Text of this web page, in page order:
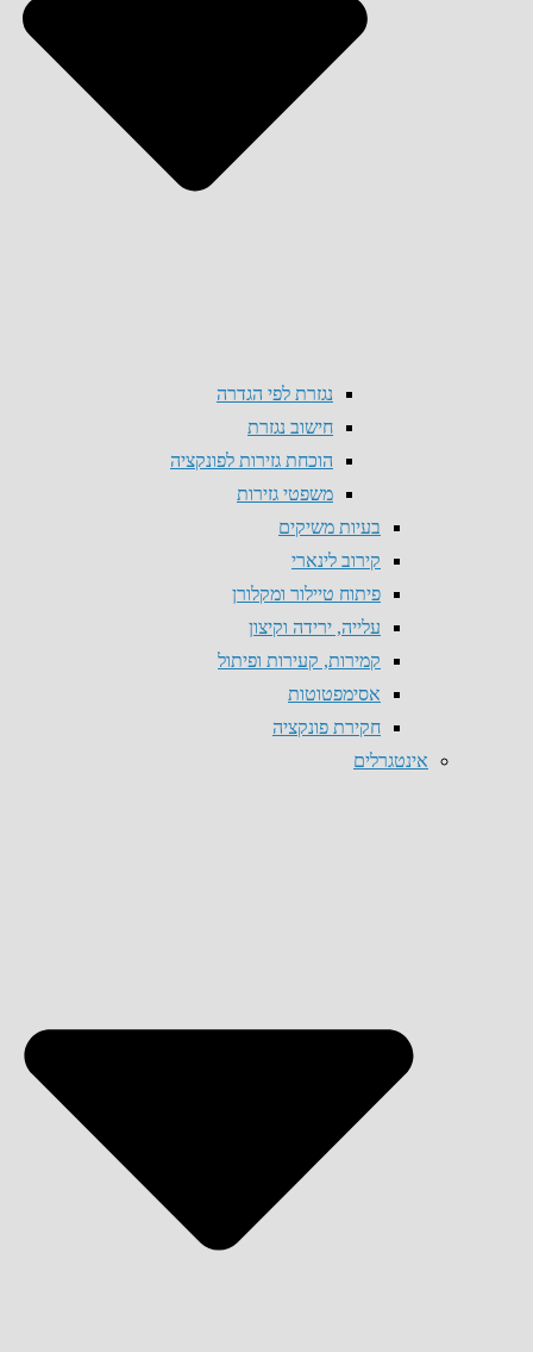
נגזרת לפי הגדרה
חישוב נגזרת
הוכחת גזירות לפונקציה
משפטי גזירות
בעיות משיקים
קירוב לינארי
פיתוח טיילור ומקלורן
עלייה, ירידה וקיצון
קמירות, קעירות ופיתול
אסימפטוטות
חקירת פונקציה
אינטגרלים